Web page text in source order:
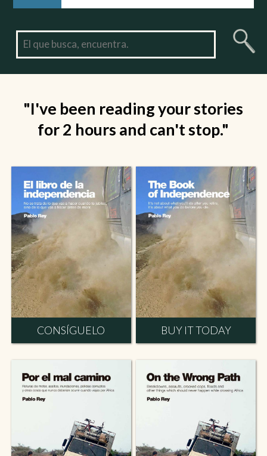
"I've been reading your stories
for 2 hours and can't stop."
CONSÍGUELO BUY IT TODAY